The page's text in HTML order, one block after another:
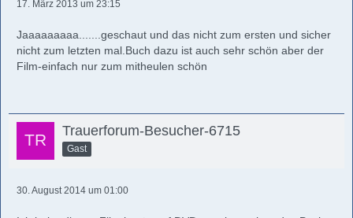
17. März 2013 um 23:15
Jaaaaaaaaa.......geschaut und das nicht zum ersten und sicher
nicht zum letzten mal.Buch dazu ist auch sehr schön aber der
Film-einfach nur zum mitheulen schön
Trauerforum-Besucher-6715
Gast
30. August 2014 um 01:00